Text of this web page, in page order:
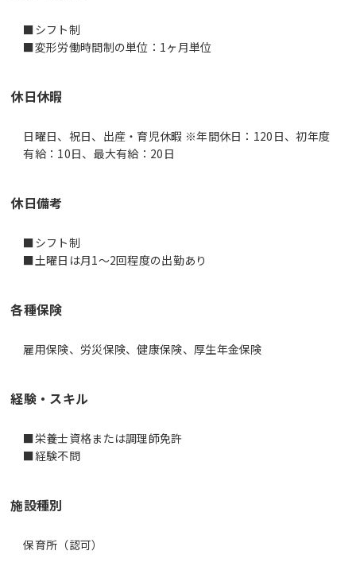
■シフト制
休日休暇
日曜日、祝日、出産・育児休暇 ※年間休日：120日、初年度
有給：10日、最大有給：20日
休日備考
■シフト制
■土曜日は月1～2回程度の出勤あり
各種保険
雇用保険、労災保険、健康保険、厚生年金保険
経験・スキル
■栄養士資格または調理師免許
■経験不問
施設種別
保育所（認可）